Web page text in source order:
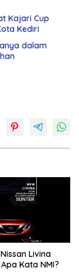
Kajari Cup
Kediri
dalam
Livina
Kata NMI?